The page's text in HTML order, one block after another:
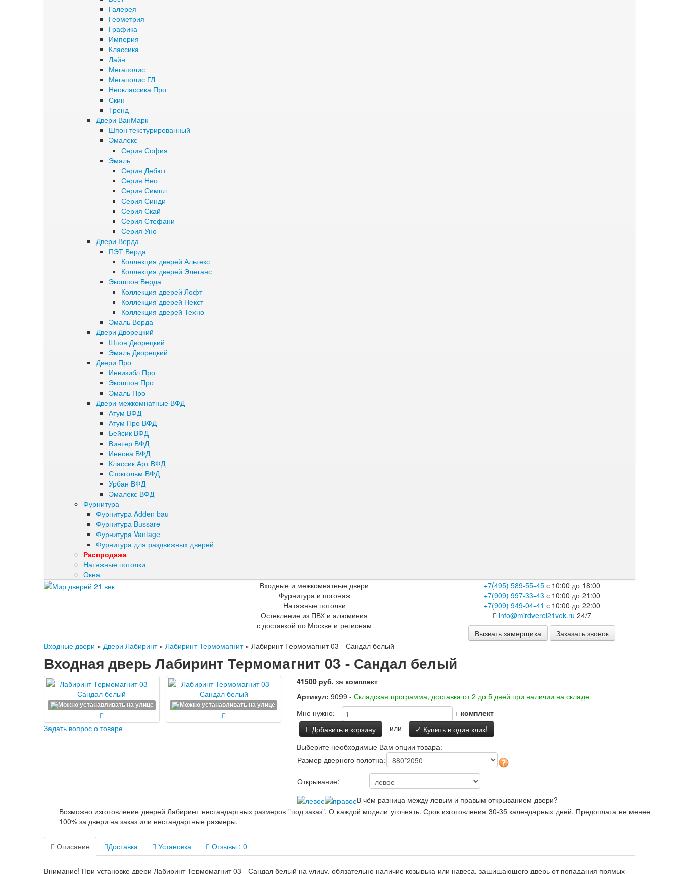
Галерея
Геометрия
Графика
Империя
Классика
Лайн
Мегаполис
Мегаполис ГЛ
Неоклассика Про
Скин
Тренд
Двери ВанМарк
Шпон текстурированный
Эмалекс
Серия София
Эмаль
Серия Дебют
Серия Нео
Серия Симпл
Серия Синди
Серия Скай
Серия Стефани
Серия Уно
Двери Верда
ПЭТ Верда
Коллекция дверей Альтекс
Коллекция дверей Элеганс
Экошпон Верда
Коллекция дверей Лофт
Коллекция дверей Некст
Коллекция дверей Техно
Эмаль Верда
Двери Дворецкий
Шпон Дворецкий
Эмаль Дворецкий
Двери Про
Инвизибл Про
Экошпон Про
Эмаль Про
Двери межкомнатные ВФД
Атум ВФД
Атум Про ВФД
Бейсик ВФД
Винтер ВФД
Иннова ВФД
Классик Арт ВФД
Стокгольм ВФД
Урбан ВФД
Эмалекс ВФД
Фурнитура
Фурнитура Adden bau
Фурнитура Bussare
Фурнитура Vantage
Фурнитура для раздвижных дверей
Распродажа
Натяжные потолки
Окна
Входные и межкомнатные двери
Фурнитура и погонаж
Натяжные потолки
Остекление из ПВХ и алюминия
с доставкой по Москве и регионам
+7(495) 589-55-45с 10:00 до 18:00
+7(909) 997-33-43 с 10:00 до 21:00
+7(909) 949-04-41 с 10:00 до 22:00
info@mirdverei21vek.ru 24/7
Вызвать замерщика
Заказать звонок
Входные двери » Двери Лабиринт» Лабиринт Термомагнит» Лабиринт Термомагнит 03 - Сандал белый
Входная дверь Лабиринт Термомагнит 03 - Сандал белый
Задать вопрос о товаре
41500 руб. за комплект
Артикул: 9099 - Складская программа, доставка от 2 до 5 дней при наличии на складе
Мне нужно: - + комплект
Добавить в корзину
или
✓ Купить в один клик!
Выберите необходимые Вам опции товара:
Размер дверного полотна:
Открывание:
В чём разница между левым и правым открыванием двери?
Возможно изготовление дверей Лабиринт нестандартных размеров "под заказ". О каждой модели уточнять. Срок изготовления 30-35 календарных дней. Предоплата не менее
100% за двери на заказ или нестандартные размеры.
Описание Доставка Установка Отзывы : 0
Внимание! При установке двери Лабиринт Термомагнит 03 - Сандал белый на улицу, обязательно наличие козырька или навеса, защищающего дверь от попадания прямых